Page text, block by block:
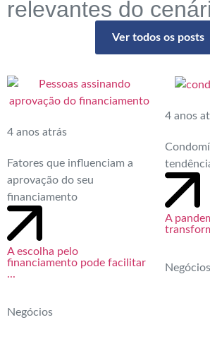
relevantes do
Ver todos os posts
4 anos atrás
Fatores que influenciam a
aprovação do seu
financiamento
A escolha pelo
financiamento pode facilitar
...
Negócios
4 anos
A
Negócios